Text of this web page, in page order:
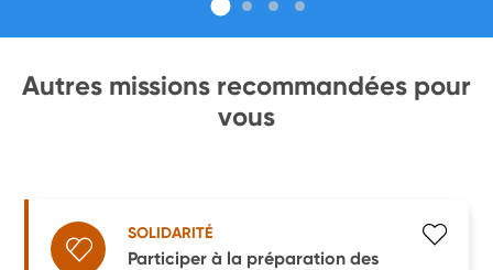
Autres missions recommandées pour
vous
SOLIDARITÉ
Participer à la préparation des